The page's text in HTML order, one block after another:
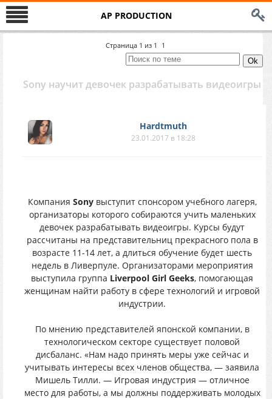
AP PRODUCTION
Страница 1 из 1 1
Sony научит девочек разрабатывать видеоигры
Hardtmuth
23.01.2017 в 18:28
Компания Sonyвыступит спонсором учебного лагеря,
организаторы которого собираются учить маленьких
девочек разрабатывать видеоигры. Курсы будут
рассчитаны на представительниц прекрасного пола в
возрасте 11-14 лет, а длиться обучение будет шесть
недель в Ливерпуле. Организаторами мероприятия
выступила группа Liverpool Girl Geeks, помогающая
женщинам найти работу в сфере технологий и игровой
индустрии.
По мнению представителей японской компании, в
технологическом секторе существует половой
дисбаланс. «Нам надо принять меры уже сейчас и
учитывать интересы всех членов общества, — заявила
Мишель Тилли. — Игровая индустрия — отличное
место для работы, а мы должны поддерживать молодых